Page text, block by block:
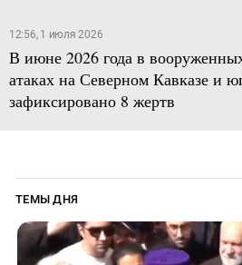
12:56, 1 июля 2026
В июне 2026 года в
атаках на Северном Кавказе и
зафиксировано 8 жертв
ТЕМЫ ДНЯ